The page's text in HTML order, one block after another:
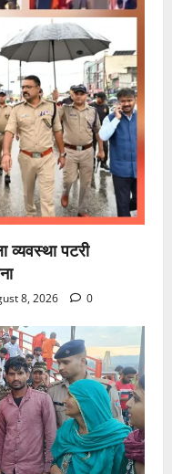
व्यवस्था पटरी
8, 2026 0